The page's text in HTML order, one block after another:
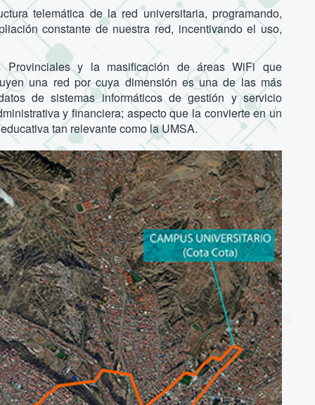
telemática de la red universitaria, programando,
constante de nuestra red, incentivando el uso,
y la masificación de áreas WiFi que
una red por cuya dimensión es una de las más
de sistemas informáticos de gestión y servicio
y financiera; aspecto que la convierte en un
tan relevante como la UMSA.